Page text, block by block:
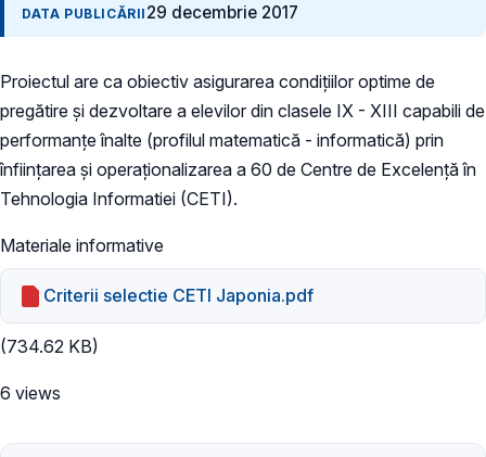
DATA PUBLICĂRII 29 decembrie 2017
Proiectul are ca obiectiv asigurarea condițiilor optime de
pregătire și dezvoltare a elevilor din clasele IX - XIII capabili de
performanțe înalte (profilul matematică - informatică) prin
înființarea și operaționalizarea a 60 de Centre de Excelență în
Tehnologia Informatiei (CETI).
Materiale informative
Criterii selectie CETI Japonia.pdf
(734.62 KB)
6 views